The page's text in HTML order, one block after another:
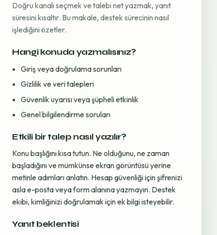
Doğru kanalı seçmek ve talebi net yazmak, yanıt
süresini kısaltır. Bu makale, destek sürecinin nasıl
işlediğini özetler.
Hangi konuda yazmalısınız?
Giriş veya doğrulama sorunları
Gizlilik ve veri talepleri
Güvenlik uyarısı veya şüpheli etkinlik
Genel bilgilendirme soruları
Etkili bir talep nasıl yazılır?
Konu başlığını kısa tutun. Ne olduğunu, ne zaman
başladığını ve mümkünse ekran görüntüsü yerine
metinle adımları anlatın. Hesap güvenliği için şifrenizi
asla e-posta veya form alanına yazmayın. Destek
ekibi, kimliğinizi doğrulamak için ek bilgi isteyebilir.
Yanıt beklentisi